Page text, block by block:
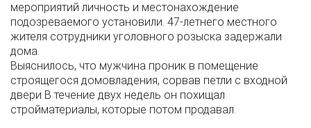
мероприятий личность и местонахождение
подозреваемого установили. 47-летнего местного
жителя сотрудники уголовного розыска задержали
дома.
Выяснилось, что мужчина проник в помещение
строящегося домовладения, сорвав петли с входной
двери В течение двух недель он похищал
стройматериалы, которые потом продавал.